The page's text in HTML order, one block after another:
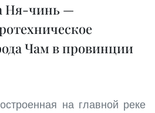
Ня-чинь —
Чам в провинции
на главной реке